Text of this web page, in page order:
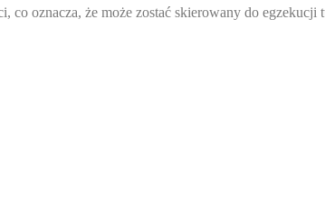
oznacza, że może zostać skierowany do egzekucji